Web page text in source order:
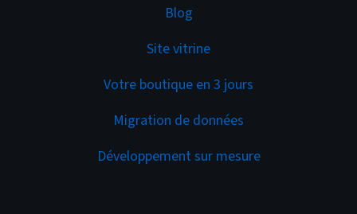
Blog
Site vitrine
Votre boutique en 3 jours
Migration de données
Développement sur mesure